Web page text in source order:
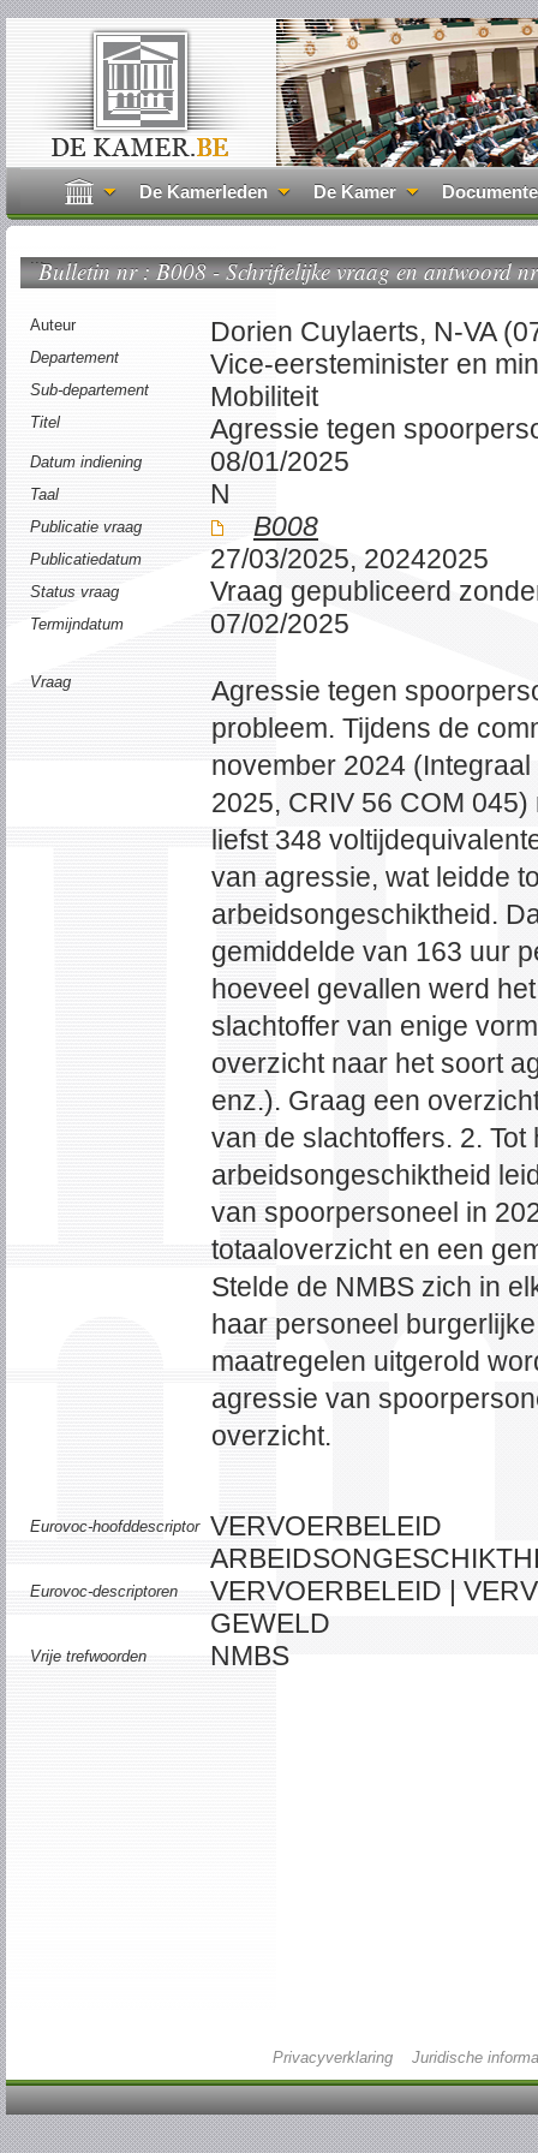
De Kamerleden De Kamer
...Bulletin nr : B008 - Schriftelijke vraag en antwoord
Auteur Dorien Cuylaerts, N-VA
Departement Vice-eersteminister en
Sub-departement Mobiliteit
Titel Agressie tegen
Datum indiening 08/01/2025
Taal N
Publicatie vraag B008
Publicatiedatum 27/03/2025, 20242025
Status vraag Vraag gepubliceerd
Termijndatum 07/02/2025
Vraag
Agressie tegen
probleem. Tijdens de
november 2024
2025, CRIV 56 COM
liefst 348
van agressie, wat leidde
arbeidsongeschiktheid.
gemiddelde van 163 uur
hoeveel gevallen werd
slachtoffer van enige
overzicht naar het soort
enz.). Graag een
van de slachtoffers. 2. Tot
arbeidsongeschiktheid
van spoorpersoneel in
totaaloverzicht en een
Stelde de NMBS zich in
haar personeel
maatregelen uitgerold
agressie van
overzicht.
Eurovoc-hoofddescriptor VERVOERBELEID
Eurovoc-descriptoren
VERVOERBELEID |
GEWELD
Vrije trefwoorden NMBS
Privacyverklaring Juridische